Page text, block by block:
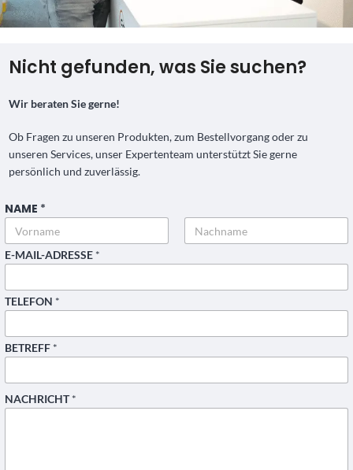
Nicht gefunden, was Sie suchen?
Wir beraten Sie gerne!
Ob Fragen zu unseren Produkten, zum Bestellvorgang oder zu
unseren Services, unser Expertenteam unterstützt Sie gerne
persönlich und zuverlässig.
N
A
H
R
H
T
T
E
L
F
O
N
NAME *
Vorname
E-MAIL-ADRESSE *
TELEFON *
BETREFF *
NACHRICHT*